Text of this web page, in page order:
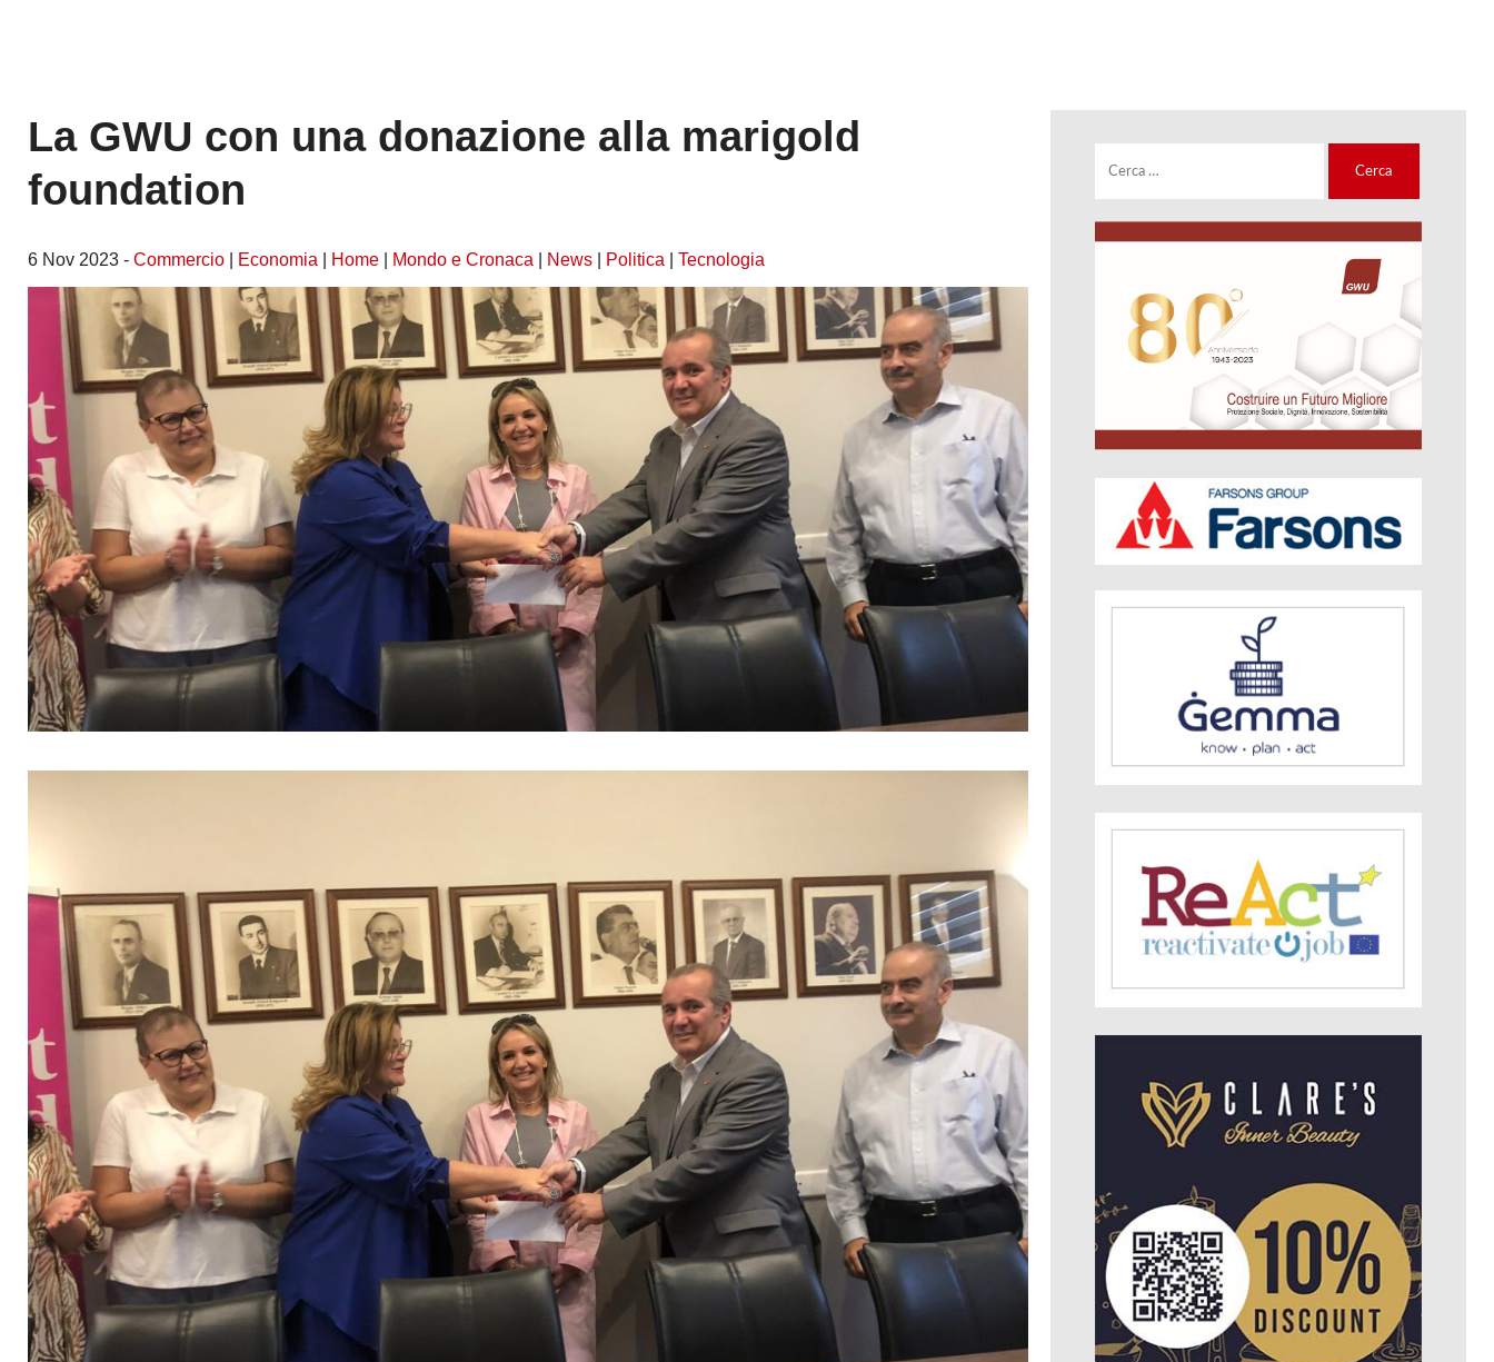
La GWU con una donazione alla marigold
foundation
6 Nov 2023 - Commercio Economia Home Mondo e Cronaca News Politica Tecnologia
per: